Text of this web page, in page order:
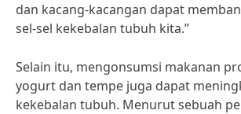
dan kacang-kacangan dapat
sel-sel kekebalan tubuh kita.”
Selain itu, mengonsumsi makanan
yogurt dan tempe juga dapat
kekebalan tubuh. Menurut sebuah